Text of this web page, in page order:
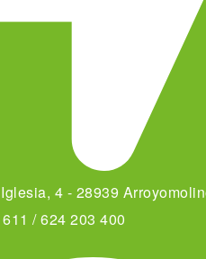
4 - 28939
/ 624 203 400